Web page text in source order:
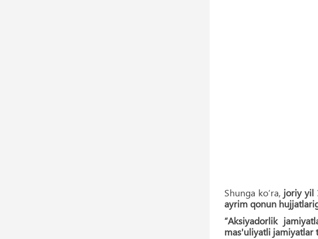
Shunga ko‘ra, joriy yil
ayrim qonun
“Aksiyadorlik
mas'uliyatli jamiyatlar